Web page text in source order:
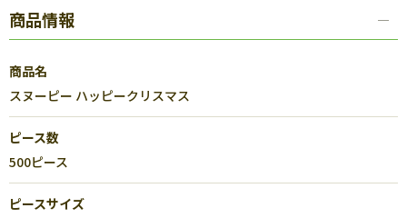
商品情報
商品名
スヌーピー ハッピークリスマス
ピース数
500ピース
ピースサイズ